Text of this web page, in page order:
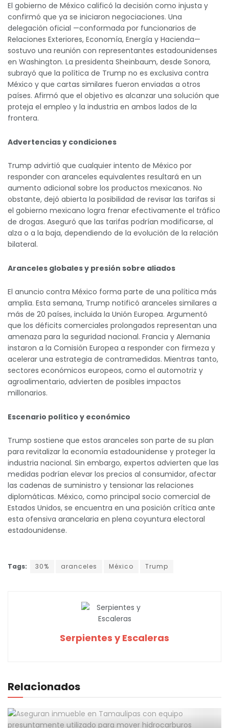
El gobierno de México calificó la decisión como injusta y
confirmó que ya se iniciaron negociaciones. Una
delegación oficial —conformada por funcionarios de
Relaciones Exteriores, Economía, Energía y Hacienda—
sostuvo una reunión con representantes estadounidenses
en Washington. La presidenta Sheinbaum, desde Sonora,
subrayó que la política de Trump no es exclusiva contra
México y que cartas similares fueron enviadas a otros
países. Afirmó que el objetivo es alcanzar una solución que
proteja el empleo y la industria en ambos lados de la
frontera.
Advertencias y condiciones
Trump advirtió que cualquier intento de México por
responder con aranceles equivalentes resultará en un
aumento adicional sobre los productos mexicanos. No
obstante, dejó abierta la posibilidad de revisar las tarifas si
el gobierno mexicano logra frenar efectivamente el tráfico
de drogas. Aseguró que las tarifas podrían modificarse, al
alza o a la baja, dependiendo de la evolución de la relación
bilateral.
Aranceles globales y presión sobre aliados
El anuncio contra México forma parte de una política más
amplia. Esta semana, Trump notificó aranceles similares a
más de 20 países, incluida la Unión Europea. Argumentó
que los déficits comerciales prolongados representan una
amenaza para la seguridad nacional. Francia y Alemania
instaron a la Comisión Europea a responder con firmeza y
acelerar una estrategia de contramedidas. Mientras tanto,
sectores económicos europeos, como el automotriz y
agroalimentario, advierten de posibles impactos
millonarios.
Escenario político y económico
Trump sostiene que estos aranceles son parte de su plan
para revitalizar la economía estadounidense y proteger la
industria nacional. Sin embargo, expertos advierten que las
medidas podrían elevar los precios al consumidor, afectar
las cadenas de suministro y tensionar las relaciones
diplomáticas. México, como principal socio comercial de
Estados Unidos, se encuentra en una posición crítica ante
esta ofensiva arancelaria en plena coyuntura electoral
estadounidense.
Tags: 30% aranceles México Trump
Serpientes y Escaleras
Relacionados